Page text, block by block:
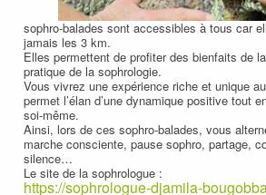
sophro-balades sont accessibles à tous car
jamais les 3 km.
Elles permettent de profiter des bienfaits de
pratique de la sophrologie.
Vous vivrez une expérience riche et unique
permet l’élan d’une dynamique positive tout
soi-même.
Ainsi, lors de ces sophro-balades, vous
marche consciente, pause sophro, partage,
silence…
Le site de la sophrologue :
https://sophrologue-djamila-